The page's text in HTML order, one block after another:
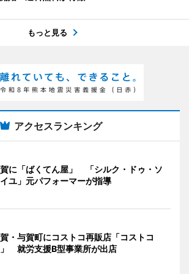
もっと見る
アクセスランキング
に「ばくてん屋」 「シルク・ドゥ・ソ
ユ」元パフォーマーが指導
・与賀町にコストコ再販店「コストコ
就労支援B型事業所が出店